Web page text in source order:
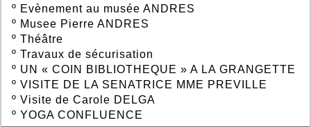
º Evènement au musée ANDRES
º Musee Pierre ANDRES
º Théâtre
º Travaux de sécurisation
º UN « COIN BIBLIOTHEQUE » A LA GRANGETTE
º VISITE DE LA SENATRICE MME PREVILLE
º Visite de Carole DELGA
º YOGA CONFLUENCE